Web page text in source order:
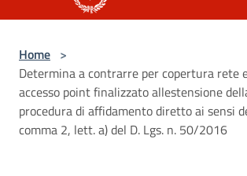
Home >
Determina a contrarre per copertura rete
accesso point finalizzato allestensione
procedura di affidamento diretto ai sensi
comma 2, lett. a) del D. Lgs. n. 50/2016